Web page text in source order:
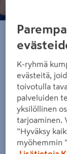
Me K-
vaivattomasti.
varmistavat,
verkossakin.
Tarjoamme
K-ryhmä
evästeitä,
toivotulla
palveluiden
yksilöllinen
tarjoaminen.
”Hyväksy
myöhemmin